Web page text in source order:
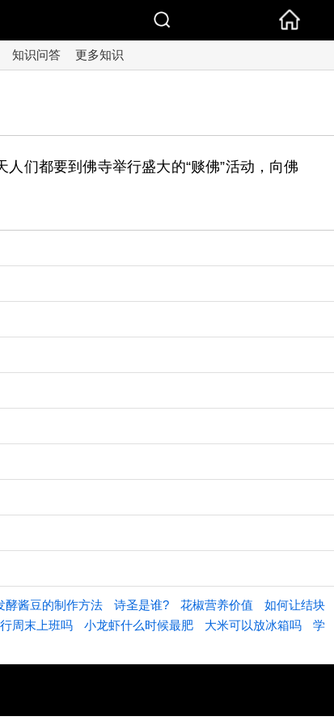
知识问答 更多知识
们都要到佛寺举行盛大的“赕佛”活动，向佛
酵酱豆的制作方法 诗圣是谁? 花椒营养价值
如何让结块
周末上班吗 小龙虾什么时候最肥 大米可以放冰箱吗
学